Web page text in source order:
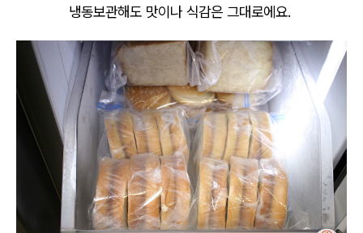
냉동보관해도 맛이나 식감은 그대로에요.